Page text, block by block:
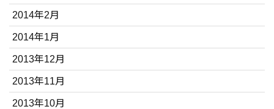
2014年2月
2014年1月
2013年12月
2013年11月
2013年10月